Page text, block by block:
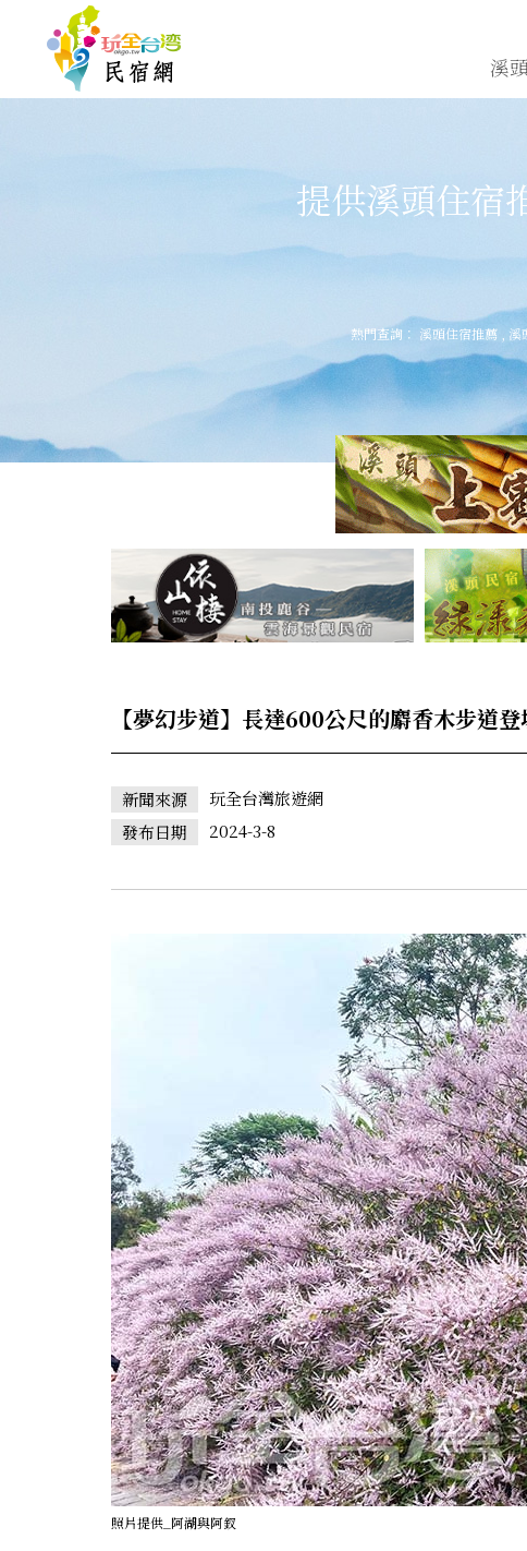
溪
提供溪頭住宿
熱門查詢： 溪頭住宿推薦 溪
【夢幻步道】長達600公尺的麝香木步道
新聞來源
玩全台灣旅遊網
發布日期
2024-3-8
照片提供_阿湖與阿釵